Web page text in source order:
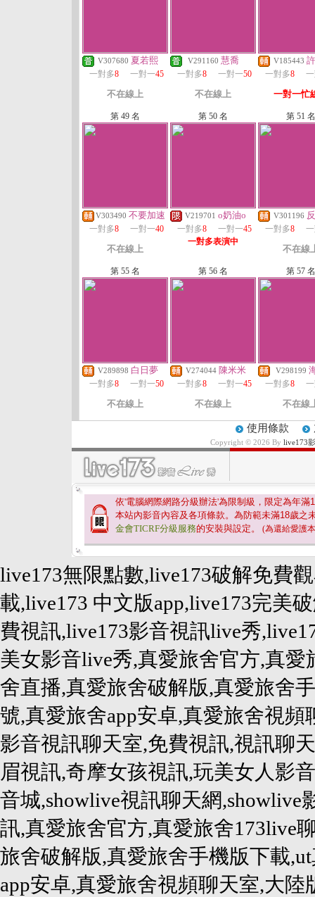
V307680 夏若熙
一對多8 一對一45
不在線上
V291160 慧喬
一對多8 一對一50
不在線上
V185443
一對多8
一對一忙
第 49 名
V303490 不要加速
一對多8 一對一40
不在線上
第 50 名
V219701 o奶油o
一對多8 一對一45
一對多表演中
第 51 名
V301196
一對多8
不在線
第 55 名
V289898 白日夢
一對多8 一對一50
不在線上
第 56 名
V274044 陳米米
一對多8 一對一45
不在線上
第 57 名
V298199
一對多8
不在線
使用條款
Copyright © 2026 By live173
依'電腦網際網路分級辦法'為限制級，限定為年滿
本站內影音內容及各項條款。為防範未滿18歲之
金會TICRF分級服務的安裝與設定。 (為還給愛護
live173無限點數,live173破解免費
載,live173 中文版app,live173完美
費視訊,live173影音視訊live秀
美女影音live秀,真愛旅舍官方,真愛
舍直播,真愛旅舍破解版,真愛旅舍
號,真愛旅舍app安卓,真愛旅舍視
影音視訊聊天室,免費視訊,視訊聊
眉視訊,奇摩女孩視訊,玩美女人影
音城,showlive視訊聊天網,showlive
訊,真愛旅舍官方,真愛旅舍173live
旅舍破解版,真愛旅舍手機版下載
app安卓,真愛旅舍視頻聊天室,大